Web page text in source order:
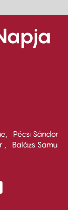
Pécsi Sándor
Balázs Samu